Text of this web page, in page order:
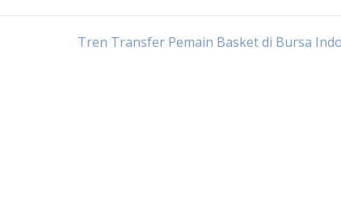
Tren Transfer Pemain Basket di Bursa